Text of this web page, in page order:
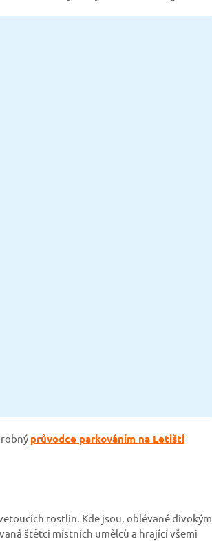
průvodce parkováním na Letišti
rostlin. Kde jsou, oblévané divokým
štětci místních umělců a hrající všemi